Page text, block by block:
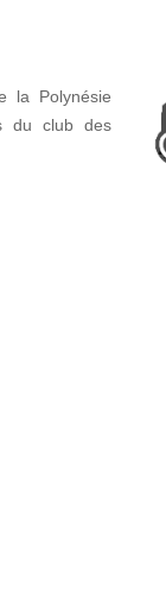
la Polynésie
du club des